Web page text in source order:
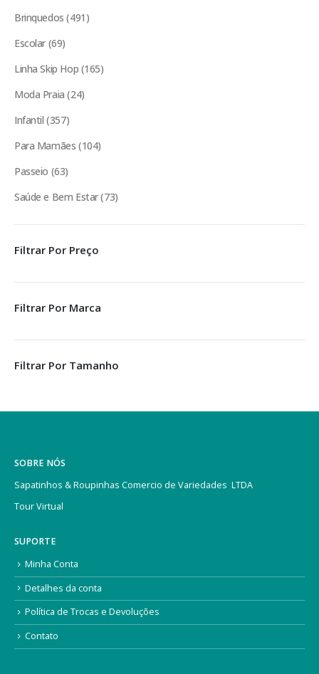
Brinquedos 491
Escolar 69
Linha Skip Hop 165
Moda Praia 24
Infantil 357
Para Mamães 104
Passeio 63
Saúde e Bem Estar 73
Filtrar Por Preço
Filtrar Por Marca
Filtrar Por Tamanho
SOBRE NÓS
Sapatinhos & Roupinhas Comercio de Variedades LTDA
Tour Virtual
SUPORTE
Minha Conta
Detalhes da conta
Política de Trocas e Devoluções
Contato